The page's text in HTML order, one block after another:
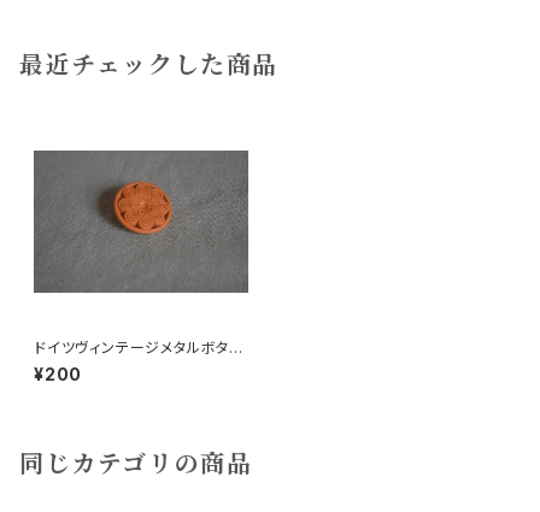
最近チェックした商品
ドイツヴィンテージメタルボタン
円
¥200
同じカテゴリの商品